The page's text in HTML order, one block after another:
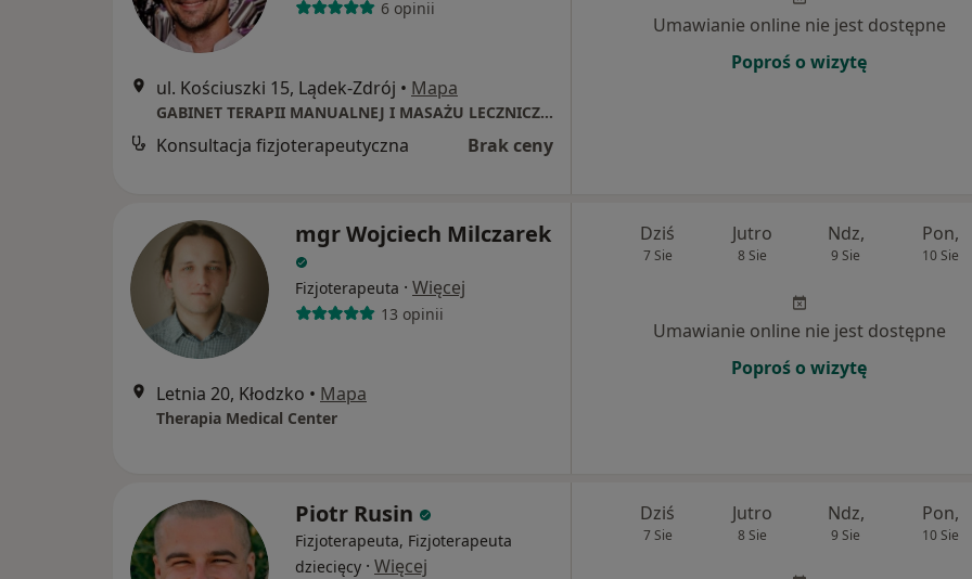
6 opinii
ul. Kościuszki 15, Lądek-Zdrój • Mapa
GABINET TERAPII MANUALNEJ I MASAŻU LECZNICZEGO
Konsultacja fizjoterapeutyczna Brak ceny
Umawianie online nie jest dostępne
Poproś o wizytę
mgr Wojciech Milczarek
Fizjoterapeuta · Więcej
13 opinii
Letnia 20, Kłodzko • Mapa
Therapia Medical Center
Dziś
7 Sie
Jutro
8 Sie
Ndz,
9 Sie
Pon,
10 Sie
Umawianie online nie jest dostępne
Poproś o wizytę
Piotr Rusin
Fizjoterapeuta, Fizjoterapeuta
dziecięcy · Więcej
Dziś
7 Sie
Jutro
8 Sie
Ndz,
9 Sie
Pon,
10 Sie